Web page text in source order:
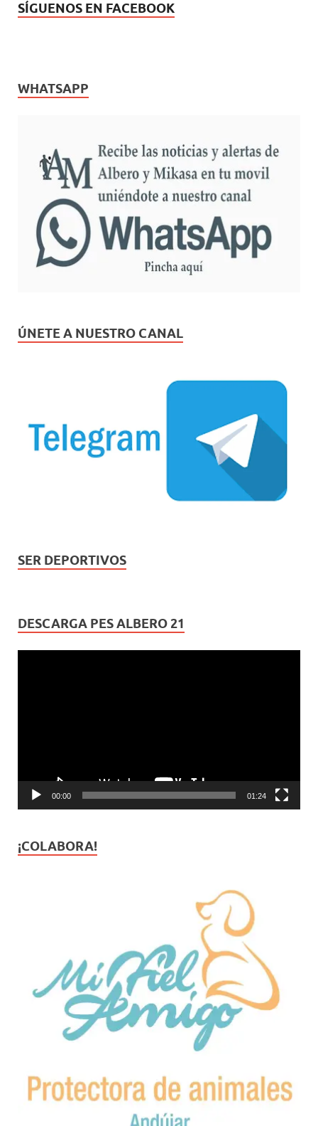
SÍGUENOS EN FACEBOOK
WHATSAPP
ÚNETE A NUESTRO CANAL
SER DEPORTIVOS
DESCARGA PES ALBERO 21
00:00 01:24
¡COLABORA!